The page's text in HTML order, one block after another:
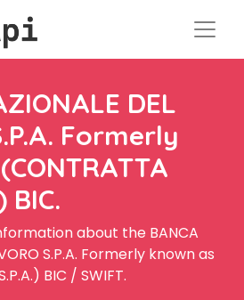
DEL
Formerly
BIC.
about the BANCA
S.P.A. Formerly known as
BIC / SWIFT.